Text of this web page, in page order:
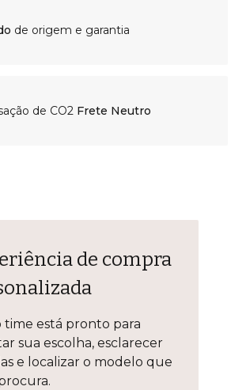
de origem e garantia
de CO2 Frete Neutro
de compra
time está pronto para
sua escolha, esclarecer
e localizar o modelo que